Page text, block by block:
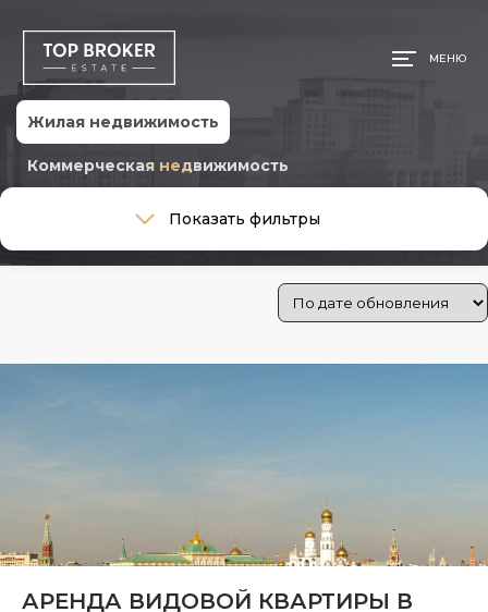
МЕНЮ
Жилая недвижимость
Коммерческая недвижимость
Тип сделки
Ремонт
Ремонт
Показать фильтры
АРЕНДА ВИДОВОЙ КВАРТИРЫ В